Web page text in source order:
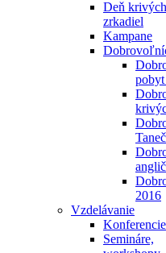
Deň krivých
zrkadiel
Kampane
2016
Vzdelávanie
Konferencie
Semináre,